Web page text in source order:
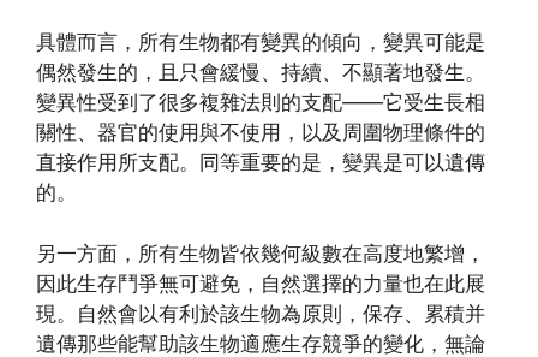
具體而言，所有生物都有變異的傾向，變異可能是
偶然發生的，且只會緩慢、持續、不顯著地發生。
變異性受到了很多複雜法則的支配——它受生長相
關性、器官的使用與不使用，以及周圍物理條件的
直接作用所支配。同等重要的是，變異是可以遺傳
的。
另一方面，所有生物皆依幾何級數在高度地繁增，
因此生存鬥爭無可避免，自然選擇的力量也在此展
現。自然會以有利於該生物為原則，保存、累積并
遺傳那些能幫助該生物適應生存競爭的變化，無論